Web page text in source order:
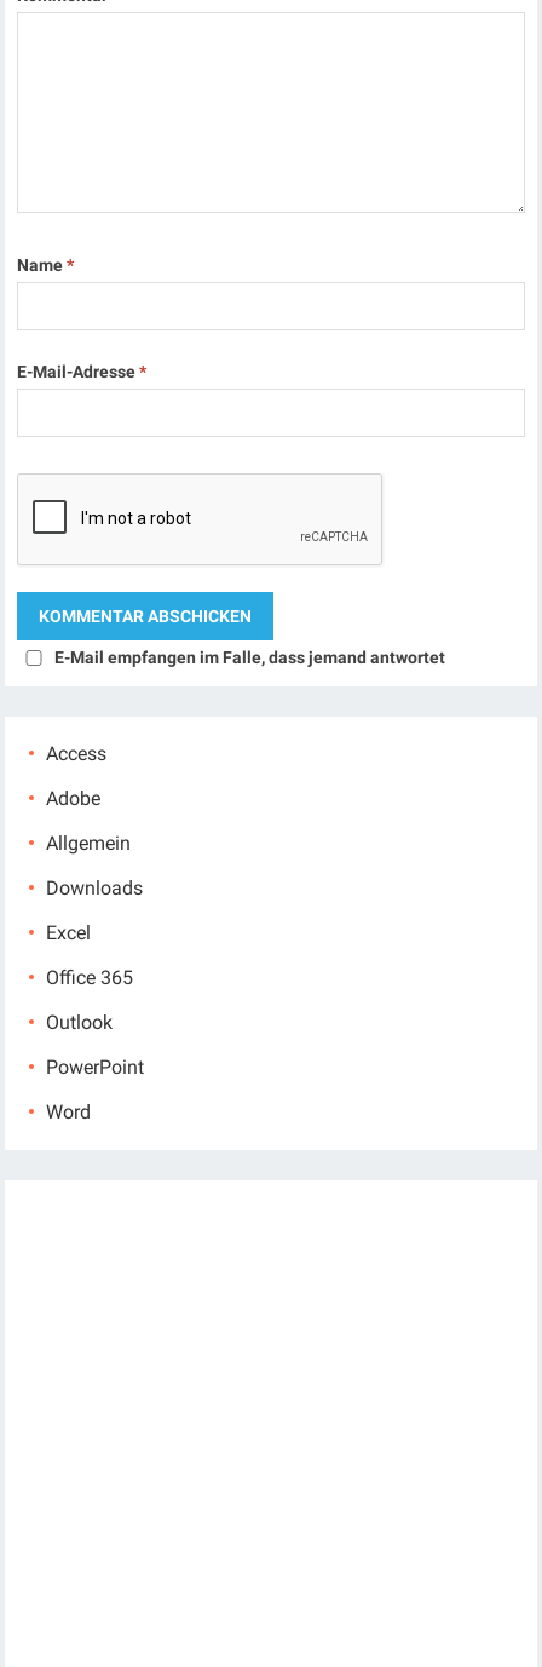
Name*
E-Mail-Adresse*
E-Mail empfangen im Falle, dass jemand antwortet
Access
Adobe
Allgemein
Downloads
Excel
Office 365
Outlook
PowerPoint
Word